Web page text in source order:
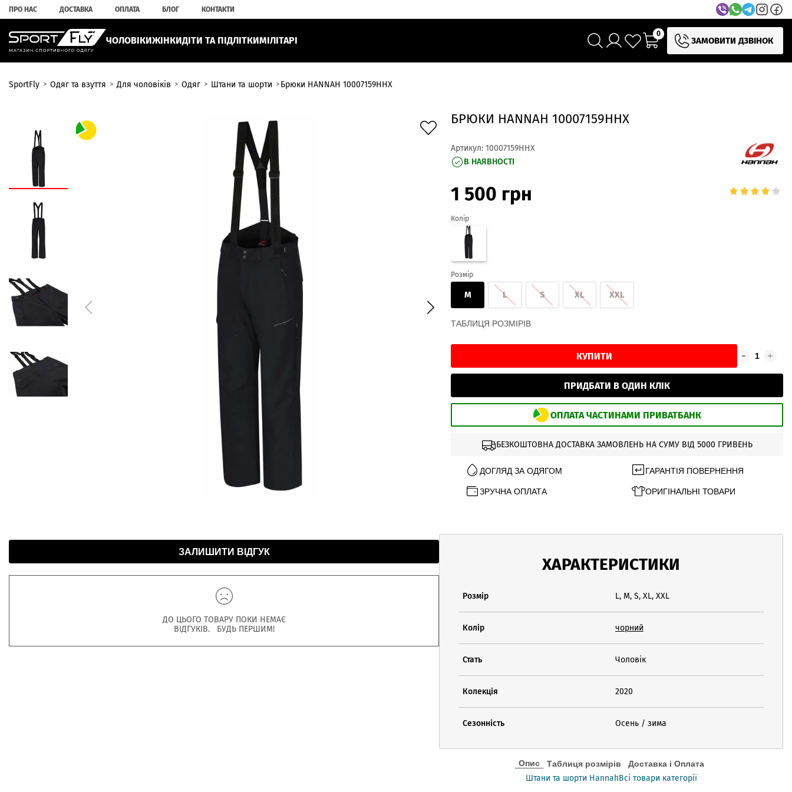
ПРО НАС ДОСТАВКА ОПЛАТА БЛОГ КОНТАКТИ
ЧОЛОВІКИЖІНКИДІТИ ТА ПІДЛІТКИМІЛІТАРІ
0
ЗАМОВИТИ ДЗВІНОК
SportFly Одяг та взуття Для чоловіків Одяг Штани та шорти Брюки HANNAH 10007159HHX
БРЮКИ HANNAH 10007159HHX
Артикул: 10007159HHX
В НАЯВНОСТІ
1 500 грн
Колір
Розмір
M L S XL XXL
ТАБЛИЦЯ РОЗМІРІВ
КУПИТИ
ПРИДБАТИ В ОДИН КЛІК
ОПЛАТА ЧАСТИНАМИ ПРИВАТБАНК
БЕЗКОШТОВНА ДОСТАВКА ЗАМОВЛЕНЬ НА СУМУ ВІД 5000 ГРИВЕНЬ
ДОГЛЯД ЗА ОДЯГОМ ГАРАНТІЯ ПОВЕРНЕННЯ
ЗРУЧНА ОПЛАТА ОРИГІНАЛЬНІ ТОВАРИ
ЗАЛИШИТИ ВІДГУК
ДО ЦЬОГО ТОВАРУ ПОКИ НЕМАЄ
ВІДГУКІВ. БУДЬ ПЕРШИМ!
ХАРАКТЕРИСТИКИ
Розмір L, M, S, XL, XXL
Колір чорний
Стать Чоловік
Колекція 2020
Сезонність Осень / зима
Опис Таблиця розмірів Доставка і Оплата
Штани та шорти HannahВсі товари категорії